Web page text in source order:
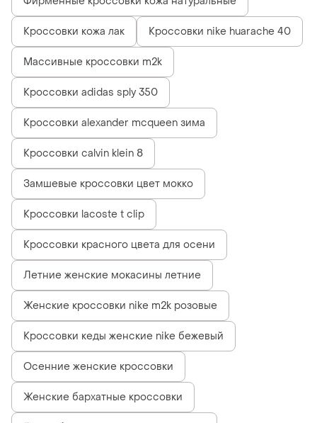
Кроссовки кожа лак Кроссовки nike huarache 40
Массивные кроссовки m2k
Кроссовки adidas sply 350
Кроссовки alexander mcqueen зима
Кроссовки calvin klein 8
Замшевые кроссовки цвет мокко
Кроссовки lacoste t clip
Кроссовки красного цвета для осени
Летние женские мокасины летние
Женские кроссовки nike m2k розовые
Кроссовки кеды женские nike бежевый
Осенние женские кроссовки
Женские бархатные кроссовки